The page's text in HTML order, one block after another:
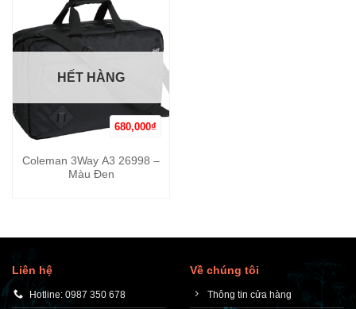
680,000₫
HẾT HÀNG
Coleman 3Way A3 26998 –
Màu Đen
Liên hệ
Hotline: 0987 350 678
Về chúng tôi
Thông tin cửa hàng